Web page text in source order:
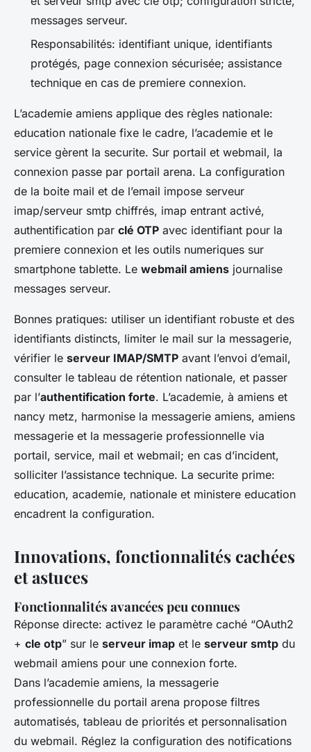
messages serveur.
Responsabilités: identifiant unique, identifiants
protégés, page connexion sécurisée; assistance
technique en cas de premiere connexion.
L’academie amiens applique des règles nationale:
education nationale fixe le cadre, l’academie et le
service gèrent la securite. Sur portail et webmail, la
connexion passe par portail arena. La configuration
de la boite mail et de l’email impose serveur
imap/serveur smtp chiffrés, imap entrant activé,
authentification par clé OTP avec identifiant pour la
premiere connexion et les outils numeriques sur
smartphone tablette. Le webmail amiens journalise
messages serveur.
Bonnes pratiques: utiliser un identifiant robuste et des
identifiants distincts, limiter le mail sur la messagerie,
vérifier le serveur IMAP/SMTP avant l’envoi d’email,
consulter le tableau de rétention nationale, et passer
par l’authentification forte. L’academie, à amiens et
nancy metz, harmonise la messagerie amiens, amiens
messagerie et la messagerie professionnelle via
portail, service, mail et webmail; en cas d’incident,
solliciter l’assistance technique. La securite prime:
education, academie, nationale et ministere education
encadrent la configuration.
Innovations, fonctionnalités cachées
et astuces
Fonctionnalités avancées peu connues
Réponse directe: activez le paramètre caché “OAuth2
+ cle otp” sur le serveur imap et le serveur smtp du
webmail amiens pour une connexion forte.
Dans l’academie amiens, la messagerie
professionnelle du portail arena propose filtres
automatisés, tableau de priorités et personnalisation
du webmail. Réglez la configuration des notifications